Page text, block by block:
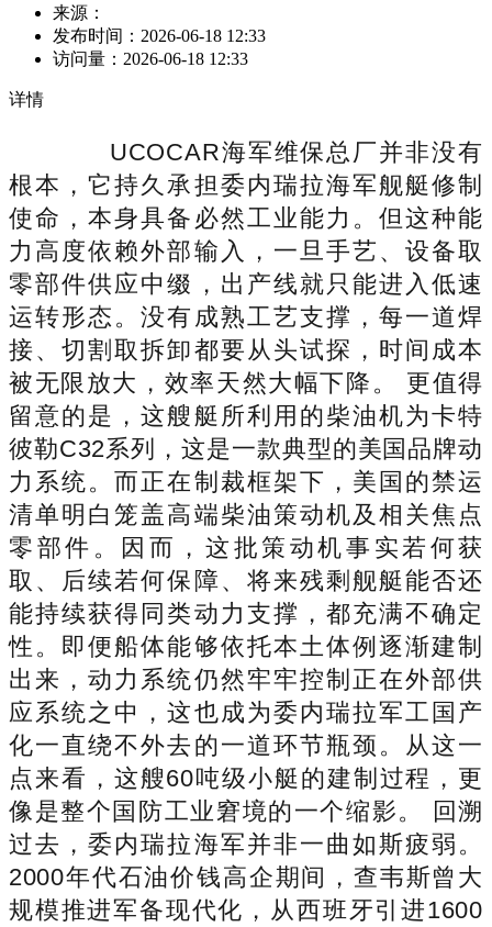
来源：
发布时间： 2026-06-18 12:33
访问量： 2026-06-18 12:33
详情
UCOCAR海军维保总厂并非没有
根本，它持久承担委内瑞拉海军舰艇修制
使命，本身具备必然工业能力。但这种能
力高度依赖外部输入，一旦手艺、设备取
零部件供应中缀，出产线就只能进入低速
运转形态。没有成熟工艺支撑，每一道焊
接、切割取拆卸都要从头试探，时间成本
被无限放大，效率天然大幅下降。 更值得
留意的是，这艘艇所利用的柴油机为卡特
彼勒C32系列，这是一款典型的美国品牌动
力系统。而正在制裁框架下，美国的禁运
清单明白笼盖高端柴油策动机及相关焦点
零部件。因而，这批策动机事实若何获
取、后续若何保障、将来残剩舰艇能否还
能持续获得同类动力支撑，都充满不确定
性。即便船体能够依托本土体例逐渐建制
出来，动力系统仍然牢牢控制正在外部供
应系统之中，这也成为委内瑞拉军工国产
化一直绕不外去的一道环节瓶颈。从这一
点来看，这艘60吨级小艇的建制过程，更
像是整个国防工业窘境的一个缩影。 回溯
过去，委内瑞拉海军并非一曲如斯疲弱。
2000年代石油价钱高企期间，查韦斯曾大
规模推进军备现代化，从西班牙引进1600